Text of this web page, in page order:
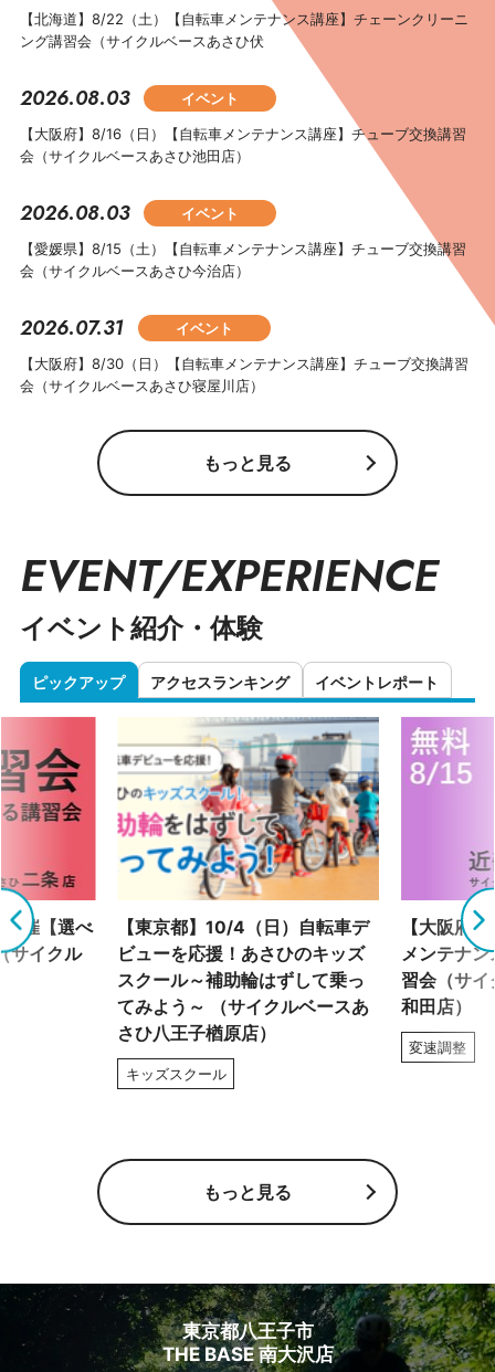
【北海道】8/22（土）【自転車メンテナンス講座】チェーンクリーニ
ング講習会（サイクルベースあさひ伏
2026.08.03
イベント
【大阪府】8/16（日）【自転車メンテナンス講座】チューブ交換講習
会（サイクルベースあさひ池田店）
2026.08.03
イベント
【愛媛県】8/15（土）【自転車メンテナンス講座】チューブ交換講習
会（サイクルベースあさひ今治店）
2026.07.31
イベント
【大阪府】8/30（日）【自転車メンテナンス講座】チューブ交換講習
会（サイクルベースあさひ寝屋川店）
もっと見る
EVENT/EXPERIENCE
イベント紹介・体験
ピックアップ アクセスランキング イベントレポート
催【選べ
サイクル
【東京都】10/4（日）自転車デ
ビューを応援！あさひのキッズ
スクール～補助輪はずして乗っ
てみよう～ （サイクルベースあ
さひ八王子楢原店）
キッズスクール
【大阪府
メンテナ
習会（サイ
和田店）
変速調整
もっと見る
東京都八王子市
THE BASE 南大沢店